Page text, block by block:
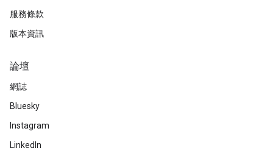
服務條款
版本資訊
論壇
網誌
Bluesky
Instagram
LinkedIn